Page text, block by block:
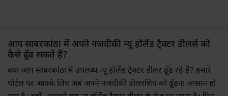
आप साबरकांठा में अपने नजदीकी न्यू हॉलैंड ट्रैक्टर डीलर्स को
कैसे ढूँढ सकते हैं?
क्या आप साबरकांठा में उपलब्ध न्यू हॉलैंड ट्रैक्टर डीलर ढूँढ रहे हैं? हमारे
पोर्टल पर आपके लिए अब अपने नजदीकी डीलरशिप को ढूँढना आसान हो